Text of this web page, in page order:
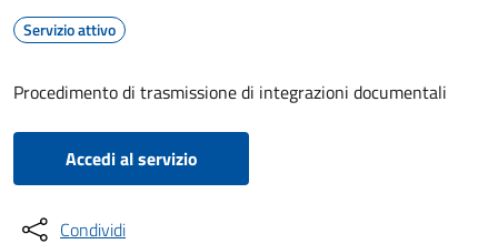
Servizio attivo
Procedimento di trasmissione di integrazioni documentali
Accedi al servizio
Condividi